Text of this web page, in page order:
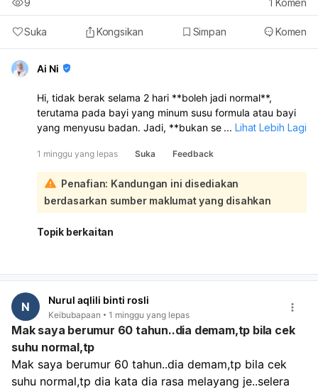
Suka Kongsikan Simpan Komen
9 1 Komen
Ai Ni
Hi, tidak berak selama 2 hari **boleh jadi normal**,
terutama pada bayi yang minum susu formula atau bayi
yang menyusu badan. Jadi, **bukan semestinya sebab
Untuk bayi baru lahir, kekerapan berak memang berbeza
ikut jenis susu:
Susu badan: biasanya 8–10 kali sehari
Susu formula:biasanya 3–4 kali sehari Kalau bayi
tidak berak tetapi masih aktif, menyusu baik, perut
tidak kembung, dan kencing mencukupi
muka merah, najis keras, atau nampak sangat tidak
Pastikan bayi minum susu dengan cukup
Urut perut bayi perlahan-lahan
Boleh cuba bantu pergerakan usus dengan jus buah
atau puri buah
makanan tambahan Namun, kerana bayi anda baru 4
hari, jika bayi:
... Lihat Lebih Lagi
1 minggu yang lepas Suka Feedback
Penafian: Kandungan ini disediakan
berdasarkan sumber maklumat yang disahkan
Topik berkaitan
N Nurul aqlili binti rosli
Keibubapaan 1 minggu yang lepas
Mak saya berumur 60 tahun..dia demam,tp bila cek
suhu normal,tp
Mak saya berumur 60 tahun..dia demam,tp bila cek
suhu normal,tp dia kata dia rasa melayang je..selera